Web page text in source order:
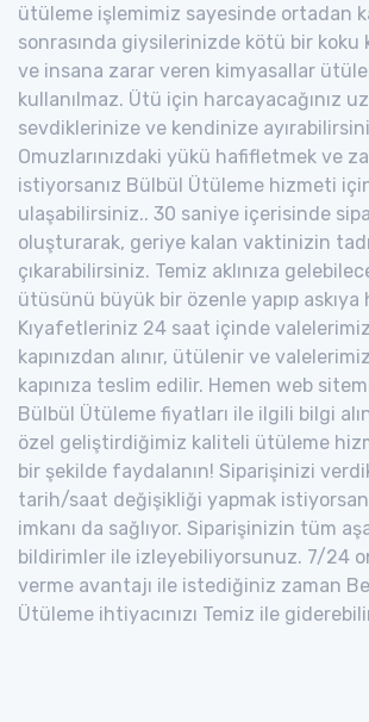
ütüleme işlemimiz sayesinde ortadan
sonrasında giysilerinizde kötü bir koku
ve insana zarar veren kimyasallar
kullanılmaz. Ütü için harcayacağınız
sevdiklerinize ve kendinize
Omuzlarınızdaki yükü hafifletmek ve
istiyorsanız Bülbül Ütüleme hizmeti
ulaşabilirsiniz.. 30 saniye içerisinde
oluşturarak, geriye kalan vaktinizin
çıkarabilirsiniz. Temiz aklınıza
ütüsünü büyük bir özenle yapıp askıya
Kıyafetleriniz 24 saat içinde
kapınızdan alınır, ütülenir ve
kapınıza teslim edilir. Hemen web
Bülbül Ütüleme fiyatları ile ilgili bilgi
özel geliştirdiğimiz kaliteli ütüleme
bir şekilde faydalanın! Siparişinizi
tarih/saat değişikliği yapmak
imkanı da sağlıyor. Siparişinizin tüm
bildirimler ile izleyebiliyorsunuz. 7/24
verme avantajı ile istediğiniz zaman
Ütüleme ihtiyacınızı Temiz ile